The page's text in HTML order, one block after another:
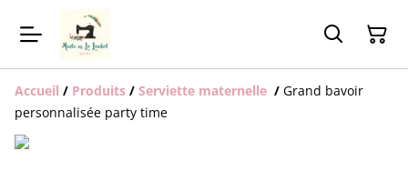
Accueil / Produits / Serviette maternelle / Grand bavoir
personnalisée party time